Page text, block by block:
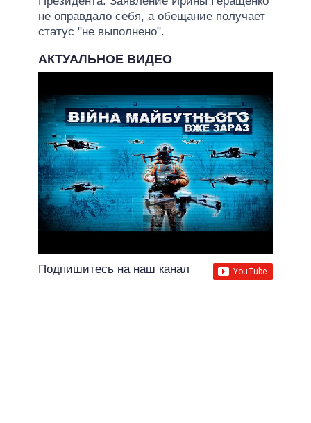
не оправдало себя, а обещание получает
статус "не выполнено".
АКТУАЛЬНОЕ ВИДЕО
Подпишитесь на наш канал